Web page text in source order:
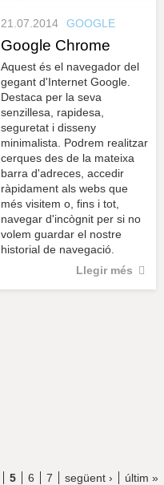
21.07.2014 GOOGLE
Google Chrome
Aquest és el navegador del
gegant d'Internet Google.
Destaca per la seva
senzillesa, rapidesa,
seguretat i disseny
minimalista. Podrem realitzar
cerques des de la mateixa
barra d'adreces, accedir
ràpidament als webs que
més visitem o, fins i tot,
navegar d'incògnit per si no
volem guardar el nostre
historial de navegació.
Llegir més
5 6 7 següent › últim »